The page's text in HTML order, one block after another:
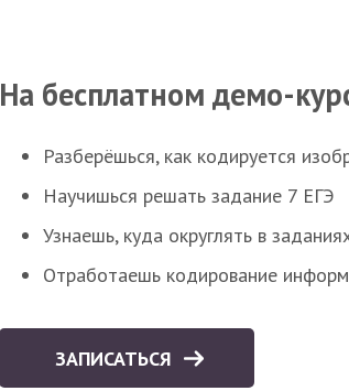
На бесплатном демо-
Разберёшься, как кодируется
Научишься решать задание 7 ЕГЭ
Узнаешь, куда округлять в
Отработаешь кодирование
ЗАПИСАТЬСЯ